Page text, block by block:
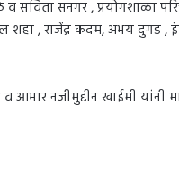
सविता सनगर , प्रयोगशाळा
शहा , राजेंद्र कदम, अभय दुगड
आभार नजीमुद्दीन खाईमी यांनी